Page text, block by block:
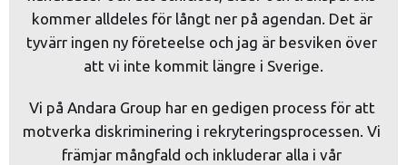
kommer alldeles för långt ner på agendan. Det är
tyvärr ingen ny företeelse och jag är besviken över
att vi inte kommit längre i Sverige.
Vi på Andara Group har en gedigen process för att
motverka diskriminering i rekryteringsprocessen. Vi
främjar mångfald och inkluderar alla i vår